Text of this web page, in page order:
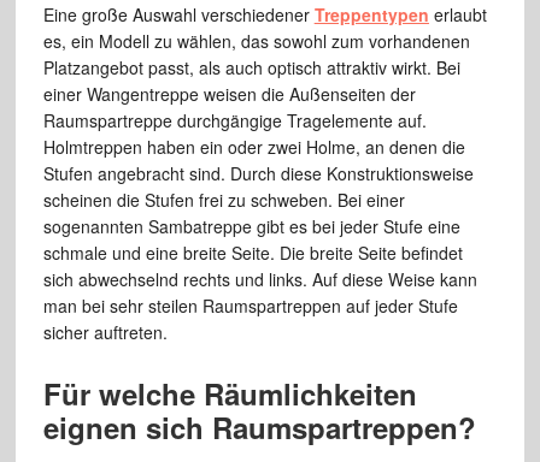
Eine große Auswahl verschiedener Treppentypen erlaubt
es, ein Modell zu wählen, das sowohl zum vorhandenen
Platzangebot passt, als auch optisch attraktiv wirkt. Bei
einer Wangentreppe weisen die Außenseiten der
Raumspartreppe durchgängige Tragelemente auf.
Holmtreppen haben ein oder zwei Holme, an denen die
Stufen angebracht sind. Durch diese Konstruktionsweise
scheinen die Stufen frei zu schweben. Bei einer
sogenannten Sambatreppe gibt es bei jeder Stufe eine
schmale und eine breite Seite. Die breite Seite befindet
sich abwechselnd rechts und links. Auf diese Weise kann
man bei sehr steilen Raumspartreppen auf jeder Stufe
sicher auftreten.
Für welche Räumlichkeiten
eignen sich Raumspartreppen?